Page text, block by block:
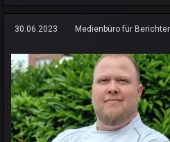
30.06.2023
Medienbüro für